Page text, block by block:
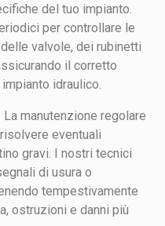
del tuo impianto.
per controllare le
valvole, dei rubinetti
il corretto
idraulico.
La manutenzione regolare
eventuali
gravi. I nostri tecnici
di usura o
tempestivamente
ostruzioni e danni più